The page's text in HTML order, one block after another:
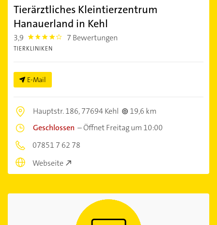
Tierärztliches Kleintierzentrum
Hanauerland in Kehl
3,9 3.9 7 Bewertungen
TIERKLINIKEN
E-Mail
Hauptstr. 186,77694 Kehl
19,6 km
Geschlossen –Öffnet Freitag um 10:00
07851 7 62 78
Webseite